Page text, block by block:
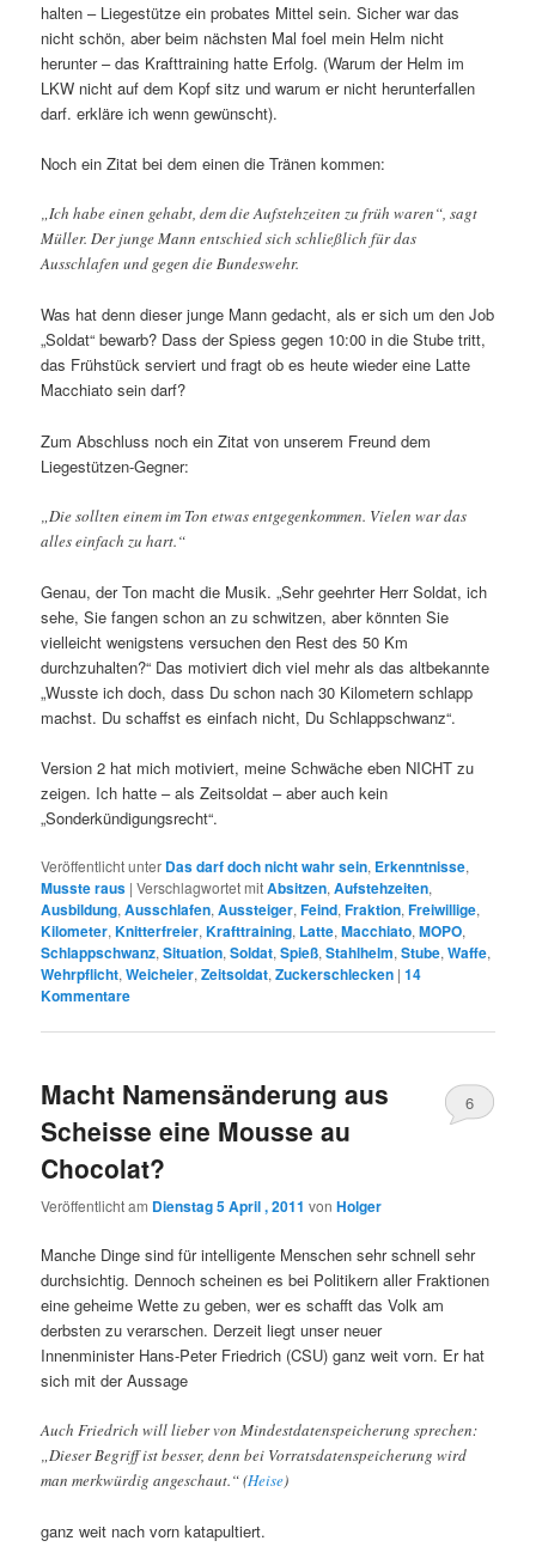
halten – Liegestütze ein probates Mittel sein. Sicher war das
nicht schön, aber beim nächsten Mal foel mein Helm nicht
herunter – das Krafttraining hatte Erfolg. (Warum der Helm im
LKW nicht auf dem Kopf sitz und warum er nicht herunterfallen
darf. erkläre ich wenn gewünscht).
Noch ein Zitat bei dem einen die Tränen kommen:
„Ich habe einen gehabt, dem die Aufstehzeiten zu früh waren“, sagt
Müller. Der junge Mann entschied sich schließlich für das
Ausschlafen und gegen die Bundeswehr.
Was hat denn dieser junge Mann gedacht, als er sich um den Job
„Soldat“ bewarb? Dass der Spiess gegen 10:00 in die Stube tritt,
das Frühstück serviert und fragt ob es heute wieder eine Latte
Macchiato sein darf?
Zum Abschluss noch ein Zitat von unserem Freund dem
Liegestützen-Gegner:
„Die sollten einem im Ton etwas entgegenkommen. Vielen war das
alles einfach zu hart.“
Genau, der Ton macht die Musik. „Sehr geehrter Herr Soldat, ich
sehe, Sie fangen schon an zu schwitzen, aber könnten Sie
vielleicht wenigstens versuchen den Rest des 50 Km
durchzuhalten?“ Das motiviert dich viel mehr als das altbekannte
„Wusste ich doch, dass Du schon nach 30 Kilometern schlapp
machst. Du schaffst es einfach nicht, Du Schlappschwanz“.
Version 2 hat mich motiviert, meine Schwäche eben NICHT zu
zeigen. Ich hatte – als Zeitsoldat – aber auch kein
„Sonderkündigungsrecht“.
Veröffentlicht unter Das darf doch nicht wahr sein, Erkenntnisse,
Musste raus |Verschlagwortet mitAbsitzen,Aufstehzeiten,
Ausbildung,Ausschlafen,Aussteiger,Feind,Fraktion,Freiwillige,
Kilometer,Knitterfreier,Krafttraining, Latte,Macchiato,MOPO,
Schlappschwanz,Situation,Soldat,Spieß,Stahlhelm,Stube,Waffe,
Wehrpflicht,Weicheier,Zeitsoldat,Zuckerschlecken |14
Kommentare
Macht Namensänderung aus
Scheisse eine Mousse au
Chocolat?
Veröffentlicht am Dienstag 5 April , 2011 vonHolger
6
Manche Dinge sind für intelligente Menschen sehr schnell sehr
durchsichtig. Dennoch scheinen es bei Politikern aller Fraktionen
eine geheime Wette zu geben, wer es schafft das Volk am
derbsten zu verarschen. Derzeit liegt unser neuer
Innenminister Hans-Peter Friedrich (CSU) ganz weit vorn. Er hat
sich mit der Aussage
Auch Friedrich will lieber von Mindestdatenspeicherung sprechen:
„Dieser Begriff ist besser, denn bei Vorratsdatenspeicherung wird
man merkwürdig angeschaut.“ (Heise)
ganz weit nach vorn katapultiert.